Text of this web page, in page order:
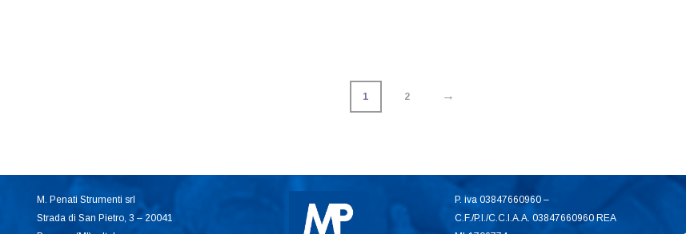
1 2 →
M. Penati Strumenti srl
Strada di San Pietro, 3 – 20041
P. iva 03847660960 –
C.F./P.I./C.C.I.A.A. 03847660960 REA